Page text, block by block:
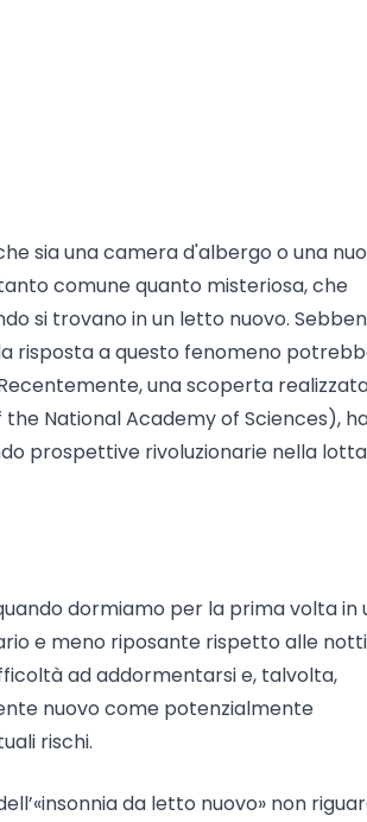
sia una camera d'albergo o una
comune quanto misteriosa, che
si trovano in un letto nuovo.
risposta a questo fenomeno
una scoperta
the National Academy of Sciences),
prospettive rivoluzionarie nella lotta
dormiamo per la prima volta in
e meno riposante rispetto alle notti
ad addormentarsi e, talvolta,
nuovo come potenzialmente
rischi.
da letto nuovo» non